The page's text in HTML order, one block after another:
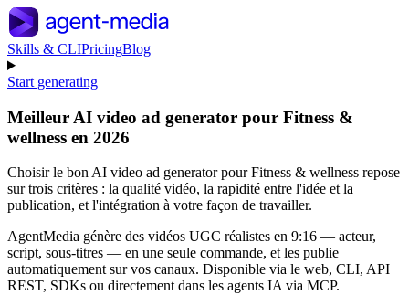
Skills & CLIPricingBlog
Start generating
Meilleur AI video ad generator pour Fitness &
wellness en 2026
Choisir le bon AI video ad generator pour Fitness & wellness repose
sur trois critères : la qualité vidéo, la rapidité entre l'idée et la
publication, et l'intégration à votre façon de travailler.
AgentMedia génère des vidéos UGC réalistes en 9:16 — acteur,
script, sous-titres — en une seule commande, et les publie
automatiquement sur vos canaux. Disponible via le web, CLI, API
REST, SDKs ou directement dans les agents IA via MCP.